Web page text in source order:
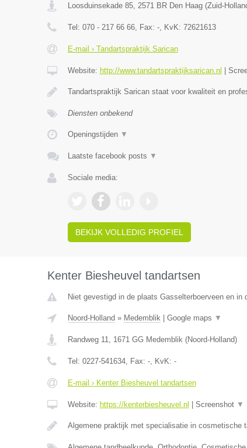
Loosduinsekade 85, 2571 BR Den Haag(Zuid-
Tel: 070 - 217 66 66, Fax: -, KvK: 72621613
E-mail › Tandartspraktijk Sarican
Website: http://www.tandartspraktijksarican.nl
Tandartspraktijk Sarican staat voor kwaliteit en
Diensten onbekend
Openingstijden ▼
Laatste facebook posts ▼
Sociale media:
BEKIJK VOLLEDIG PROFIEL
Kenter Biesheuvel tandartsen
Niet gevestigd in de plaats Gasselterboerveen en in
Noord-Holland » Medemblik| Google maps ▼
Randweg 11, 1671 GG Medemblik(Noord-Holland)
Tel: 0227-541634, Fax: -, KvK: -
E-mail › Kenter Biesheuvel tandartsen
Website: https://kenterbiesheuvel.nl Screenshot ▼
Algemene praktijk met specialisatie in cosmetische